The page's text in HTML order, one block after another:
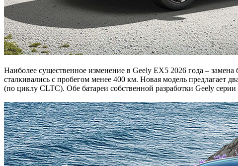
Наиболее существенное изменение в Geely EX5 2026 года –
сталкивались с пробегом менее 400 км. Новая модель предлагает
(по циклу CLTC). Обе батареи собственной разработки Geely серии